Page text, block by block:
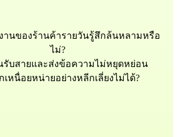
านของร้านค้ารายวันรู้สึกล้นหลามหรือ
ไม่?
รับสายและส่งข้อความไม่หยุดหย่อน
เหนื่อยหน่ายอย่างหลีกเลี่ยงไม่ได้?